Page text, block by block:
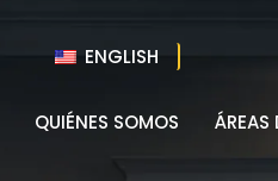
ENGLISH
QUIÉNES SOMOS ÁREAS